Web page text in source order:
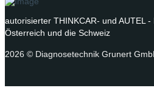
autorisierter THINKCAR- und AUTEL
Österreich und die Schweiz
2026 © Diagnosetechnik Grunert